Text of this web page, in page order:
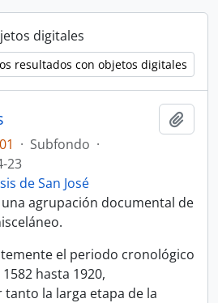
digitales
resultados con objetos digitales
· Subfondo ·
23
de San José
agrupación documental de
el periodo cronológico
hasta 1920,
la larga etapa de la